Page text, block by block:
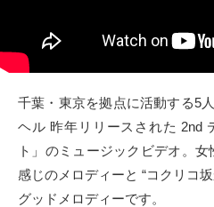
クト
SOCIAL
Facebook
千葉・東京を拠点に活動する5
ヘル 昨年リリースされた 2nd
ト」のミュージックビデオ。
感じのメロディーと “コクリコ
グッドメロディーです。